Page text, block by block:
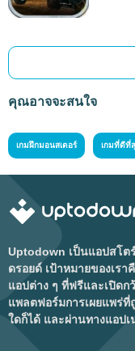
คุณอาจจะสนใจ
เกมฝึกมอนสเตอร์ เกมที่ดีที่สุ
Uptodown เป็นแอปสโ
ดรอยด์ เป้าหมายของเร
แอปต่าง ๆ ที่ฟรีและเปิด
แพลตฟอร์มการเผยแพร่ที่
ใดก็ได้ และผ่านทางแอป